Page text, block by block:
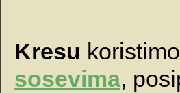
Kresu
sosevima,